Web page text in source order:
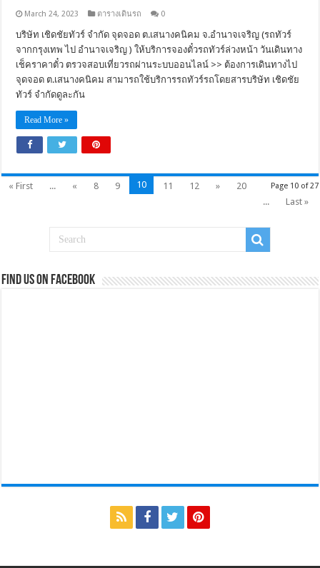
March 24, 2023 ตารางเดินรถ 0
บริษัท เชิดชัยทัวร์ จำกัด จุดจอด ต.เสนางคนิคม จ.อำนาจเจริญ (รถทัวร์
จากกรุงเทพ ไป อำนาจเจริญ ) ให้บริการจองตั๋วรถทัวร์ล่วงหน้า วันเดินทาง
เช็คราคาตั๋ว ตรวจสอบเที่ยวรถผ่านระบบออนไลน์ >> ต้องการเดินทางไป
จุดจอด ต.เสนางคนิคม สามารถใช้บริการรถทัวร์รถโดยสารบริษัท เชิดชัย
ทัวร์ จำกัดดูละกัน
Read More »
Page 10 of 27
« First ... « 8 9 10 11 12 »
20
...
Last »
Find us on Facebook